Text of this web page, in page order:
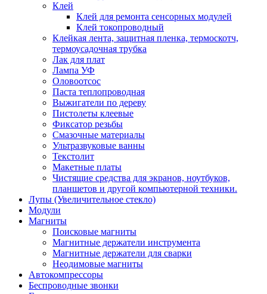
Клей
Клей для ремонта сенсорных модулей
Клей токопроводный
Клейкая лента, защитная пленка, термоскотч,
термоусадочная трубка
Лак для плат
Лампа УФ
Оловоотсос
Паста теплопроводная
Выжигатели по дереву
Пистолеты клеевые
Фиксатор резьбы
Смазочные материалы
Ультразвуковые ванны
Текстолит
Макетные платы
Чистящие средства для экранов, ноутбуков,
планшетов и другой компьютерной техники.
Лупы (Увеличительное стекло)
Модули
Магниты
Поисковые магниты
Магнитные держатели инструмента
Магнитные держатели для сварки
Неодимовые магниты
Автокомпрессоры
Беспроводные звонки